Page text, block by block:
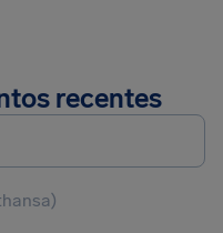
recentes